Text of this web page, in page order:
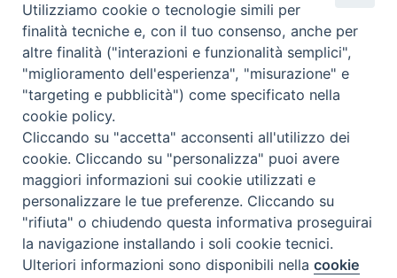
Mar. / Mer. / Giov. ore 9 - 13
nei mesi estivi solo Martedì ore 9 - 13
WebMail
Copyright © Arcidiocesi di Brindisi – Ostuni
Preferenze Cookie
Utilizziamo cookie o tecnologie simili per
finalità tecniche e, con il tuo consenso, anche per
altre finalità ("interazioni e funzionalità semplici",
"miglioramento dell'esperienza", "misurazione" e
"targeting e pubblicità") come specificato nella
cookie policy.
Cliccando su "accetta" acconsenti all'utilizzo dei
cookie. Cliccando su "personalizza" puoi avere
maggiori informazioni sui cookie utilizzati e
personalizzare le tue preferenze. Cliccando su
"rifiuta" o chiudendo questa informativa proseguirai
la navigazione installando i soli cookie tecnici.
Ulteriori informazioni sono disponibili nellacookie